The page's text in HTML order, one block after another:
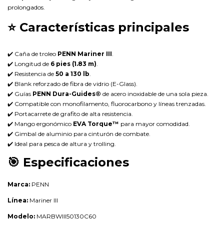
prolongados.
⭐ Características principales
✔️ Caña de troleo PENN Mariner III.
✔️ Longitud de 6 pies (1.83 m).
✔️ Resistencia de 50 a 130 lb.
✔️ Blank reforzado de fibra de vidrio (E-Glass).
✔️ Guías PENN Dura-Guides® de acero inoxidable de una sola pieza.
✔️ Compatible con monofilamento, fluorocarbono y líneas trenzadas.
✔️ Portacarrete de grafito de alta resistencia.
✔️ Mango ergonómico EVA Torque™ para mayor comodidad.
✔️ Gimbal de aluminio para cinturón de combate.
✔️ Ideal para pesca de altura y trolling.
🎯 Especificaciones
Marca: PENN
Línea: Mariner III
Modelo: MARBWIII50130C60